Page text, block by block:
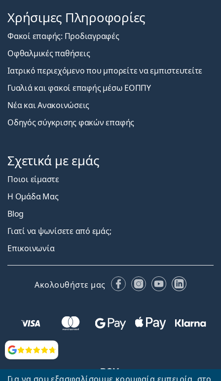
Αξιολογήσεις
Χρήσιμες Πληροφορίες
Φακοί επαφής: Προδιαγραφές
Οφθαλμικές παθήσεις
Ιατρικό περιεχόμενο που μπορείτε να εμπιστευτείτε
Γυαλιά και φακοί επαφής μέσω ΕΟΠΠΥ
Νέα και Ανακοινώσεις
Οδηγός σύγκρισης φακών επαφής
Σχετικά με εμάς
Ποιοι είμαστε
Η Ομάδα Μας
Blog
Γιατί να ψωνίσετε από εμάς;
Επικοινωνία
Ακολουθήστε μας FacebookInstagram
YouTubeLinkedIn